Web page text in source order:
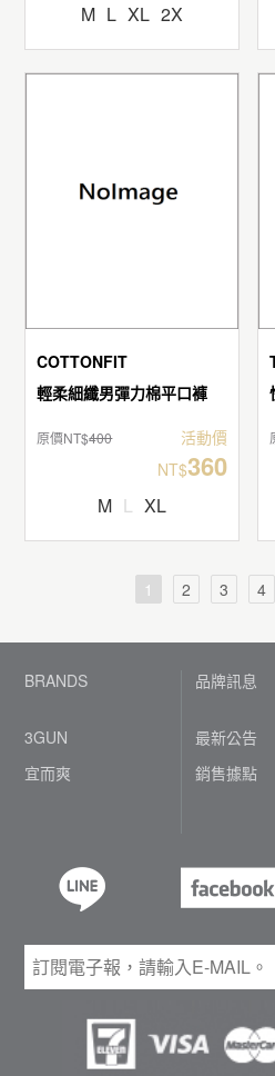
M L XL 2X
COTTONFIT
輕柔細纖男彈力棉平口褲
原價NT$400
活動價
NT$360
M L XL
1 2 3 4
BRANDS
3GUN
宜而爽
品牌訊息
最新公告
銷售據點